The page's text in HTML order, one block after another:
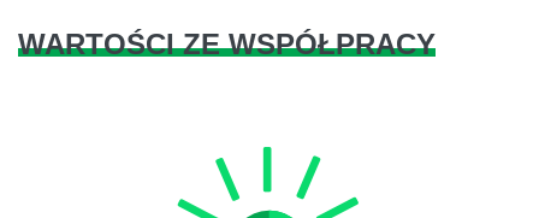
WARTOŚCI ZE WSPÓŁPRACY